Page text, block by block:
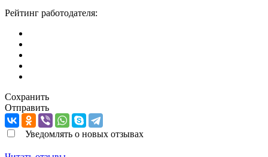
Рейтинг работодателя:
Сохранить
Отправить
Уведомлять о новых отзывах